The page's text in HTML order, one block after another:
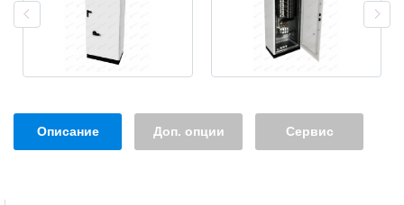
Описание Доп. опции Сервис